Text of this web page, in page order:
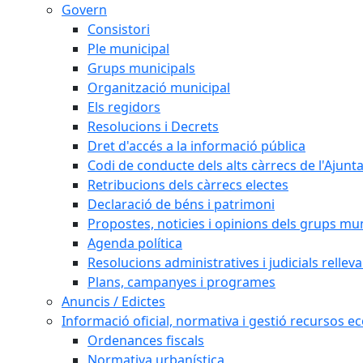
Govern
Consistori
Ple municipal
Grups municipals
Organització municipal
Els regidors
Resolucions i Decrets
Dret d'accés a la informació pública
Codi de conducte dels alts càrrecs de
Retribucions dels càrrecs electes
Declaració de béns i patrimoni
Propostes, noticies i opinions dels grups
Agenda política
Resolucions administratives i judicials
Plans, campanyes i programes
Anuncis / Edictes
Informació oficial, normativa i gestió recursos
Ordenances fiscals